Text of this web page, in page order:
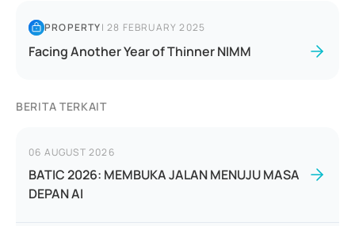
PROPERTY|28 FEBRUARY 2025
Facing Another Year of Thinner NIMM
BERITA TERKAIT
06 AUGUST 2026
BATIC 2026: MEMBUKA JALAN MENUJU MASA
DEPAN AI